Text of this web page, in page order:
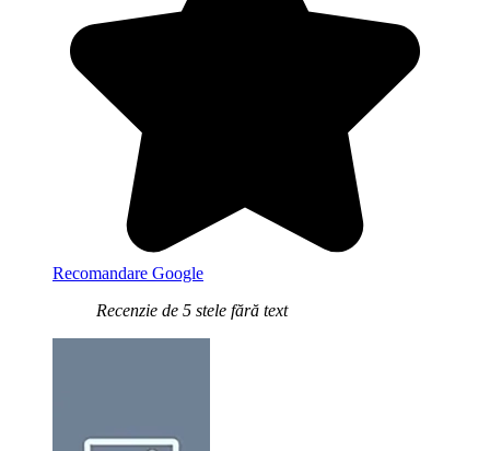
Recomandare Google
Recenzie de 5 stele fără text